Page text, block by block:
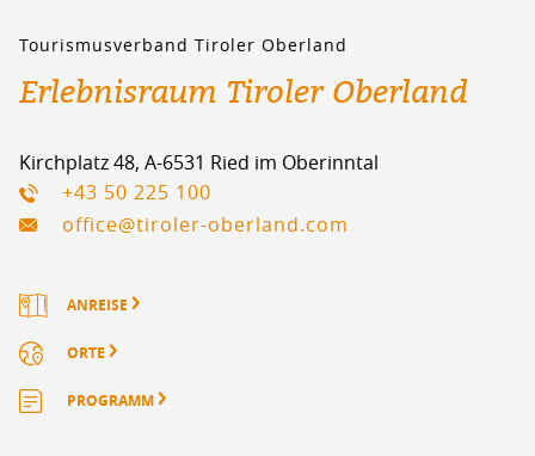
Tourismusverband Tiroler Oberland
Erlebnisraum Tiroler Oberland
Kirchplatz 48, A-6531 Ried im Oberinntal
+43 50 225 100
office@tiroler-oberland.com
ANREISE
ORTE
PROGRAMM